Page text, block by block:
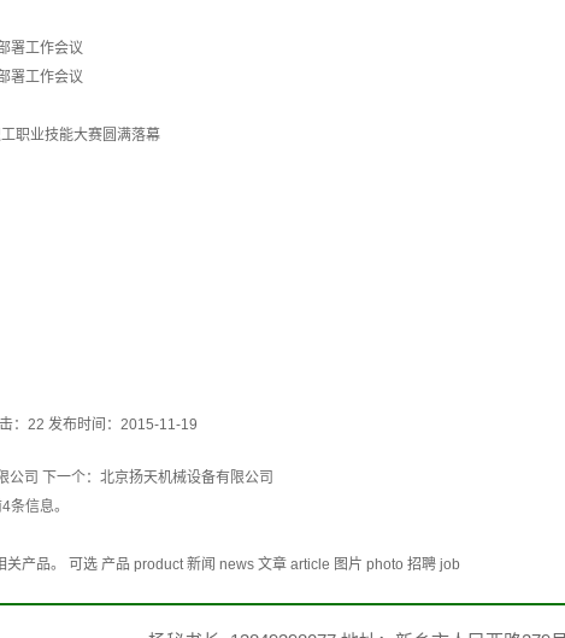
署工作会议
署工作会议
职业技能大赛圆满落幕
：22 发布时间：2015-11-19
公司 下一个： 北京扬天机械设备有限公司
条信息。
产品。 可选 产品 product 新闻 news 文章 article 图片 photo 招聘 job